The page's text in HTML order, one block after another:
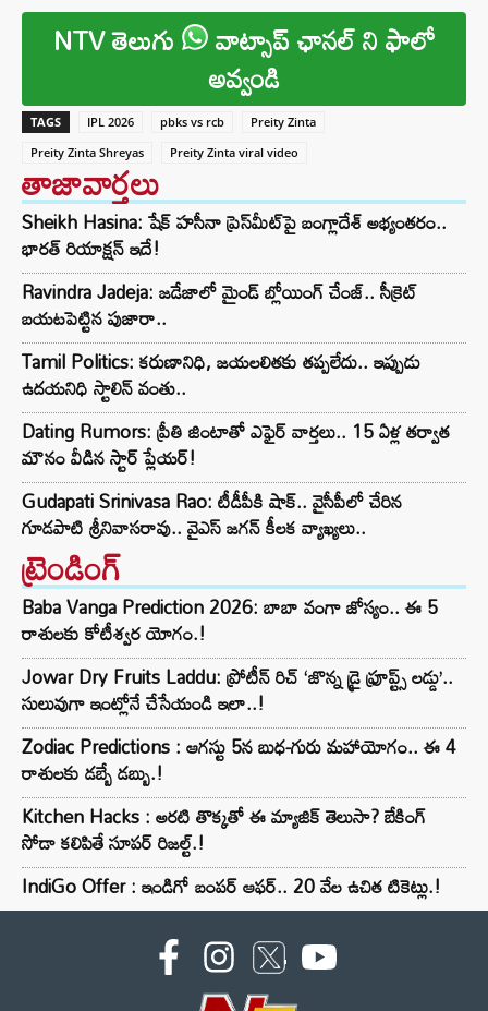
NTV తెలుగు వాట్సాప్ ఛానల్ ని ఫాలో
అవ్వండి
TAGS IPL 2026 pbks vs rcb
Preity Zinta
Preity Zinta Shreyas
Preity Zinta viral video
తాజావార్తలు
Sheikh Hasina: షేక్ హసీనా ప్రెస్‌మీట్‌పై బంగ్లాదేశ్ అభ్యంతరం..
భారత్ రియాక్షన్ ఇదే!
Ravindra Jadeja: జడేజాలో మైండ్ బ్లోయింగ్ చేంజ్.. సీక్రెట్
బయటపెట్టిన పుజారా..
Tamil Politics: కరుణానిధి, జయలలితకు తప్పలేదు.. ఇప్పుడు
ఉదయనిధి స్టాలిన్ వంతు..
Dating Rumors: ప్రీతి జింటాతో ఎఫైర్ వార్తలు.. 15 ఏళ్ల తర్వాత
మౌనం వీడిన స్టార్ ప్లేయర్!
Gudapati Srinivasa Rao: టీడీపీకి షాక్‌.. వైసీపీలో చేరిన
గూడపాటి శ్రీనివాసరావు.. వైఎస్‌ జగన్‌ కీలక వ్యాఖ్యలు..
ట్రెండింగ్‌
Baba Vanga Prediction 2026: బాబా వంగా జోస్యం.. ఈ 5
రాశులకు కోటీశ్వర యోగం.!
Jowar Dry Fruits Laddu: ప్రోటీన్ రిచ్ ‘జొన్న డ్రై ఫ్రూప్ట్స్ లడ్డు’..
సులువుగా ఇంట్లోనే చేసేయండి ఇలా..!
Zodiac Predictions : ఆగస్టు 5న బుధ-గురు మహాయోగం.. ఈ 4
రాశులకు డబ్బే డబ్బు.!
Kitchen Hacks : అరటి తొక్కతో ఈ మ్యాజిక్ తెలుసా? బేకింగ్
సోడా కలిపితే సూపర్ రిజల్ట్.!
IndiGo Offer : ఇండిగో బంపర్ ఆఫర్.. 20 వేల ఉచిత టికెట్లు.!